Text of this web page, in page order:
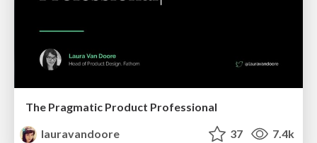
The Pragmatic Product Professional
lauravandoore
37 7.4k